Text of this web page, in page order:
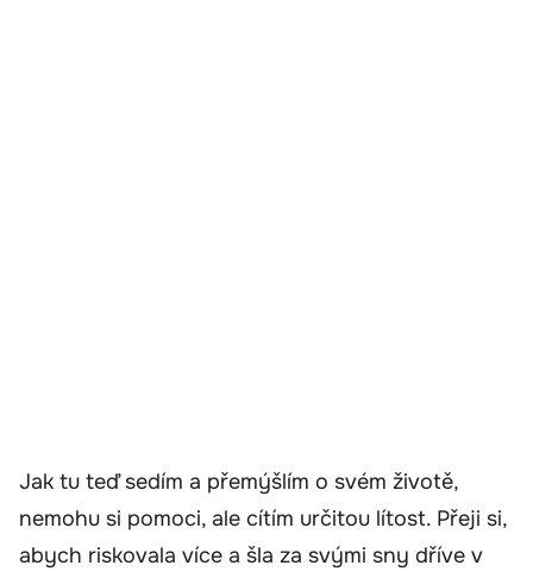
Jak tu teď sedím a přemýšlím o svém životě,
nemohu si pomoci, ale cítím určitou lítost. Přeji si,
abych riskovala více a šla za svými sny dříve v